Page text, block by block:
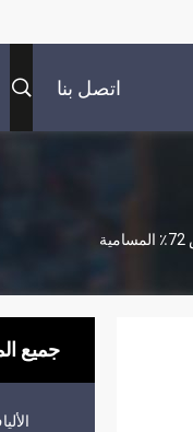
اتصل بنا
جميع